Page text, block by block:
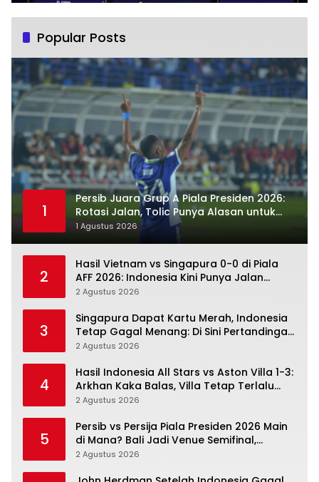
Popular Posts
1
Persib Juara Grup A Piala Presiden 2026:
Rotasi Jalan, Tolic Punya Alasan untuk
Percaya
1 Agustus 2026
2
Hasil Vietnam vs Singapura 0-0 di Piala
AFF 2026: Indonesia Kini Punya Jalan
Terbuka
2 Agustus 2026
3
Singapura Dapat Kartu Merah, Indonesia
Tetap Gagal Menang: Di Sini Pertandingan
Berbelok
2 Agustus 2026
4
Hasil Indonesia All Stars vs Aston Villa 1-3:
Arkhan Kaka Balas, Villa Tetap Terlalu
Rapi
2 Agustus 2026
5
Persib vs Persija Piala Presiden 2026 Main
di Mana? Bali Jadi Venue Semifinal,
Ritmenya Beda
2 Agustus 2026